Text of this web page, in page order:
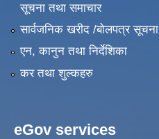
सूचना तथा समाचार
सार्वजनिक खरीद /बोलपत्र सूचना
एन, कानुन तथा निर्देशिका
कर तथा शुल्कहरु
eGov services